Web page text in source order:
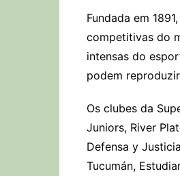
Fundada em
competitivas do
intensas do
podem
Os clubes da
Juniors, River
Defensa y
Tucumán,